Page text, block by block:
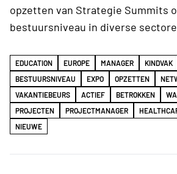
opzetten van Strategie Summits
bestuursniveau in diverse
EDUCATION EUROPE MANAGER KINDVAK
BESTUURSNIVEAU
EXPO OPZETTEN
VAKANTIEBEURS
ACTIEF BETROKKEN
PROJECTEN
PROJECTMANAGER
NIEUWE